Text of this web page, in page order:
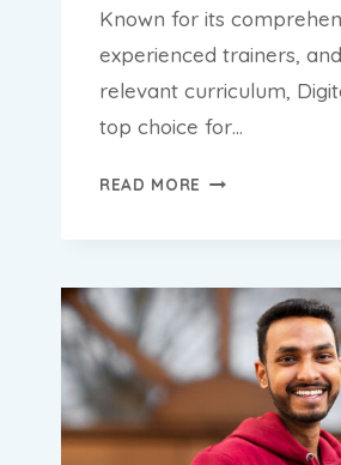
Known for its
experienced trainers,
relevant curriculum,
top choice for…
READ MORE NO.1
DIGITAL
INSTITUTE
IN
SARITA
VIHAR
WHY